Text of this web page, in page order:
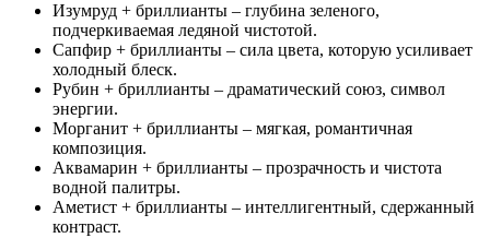
Изумруд + бриллианты – глубина зеленого,
подчеркиваемая ледяной чистотой.
Сапфир + бриллианты – сила цвета, которую усиливает
холодный блеск.
Рубин + бриллианты – драматический союз, символ
энергии.
Морганит + бриллианты – мягкая, романтичная
композиция.
Аквамарин + бриллианты – прозрачность и чистота
водной палитры.
Аметист + бриллианты – интеллигентный, сдержанный
контраст.